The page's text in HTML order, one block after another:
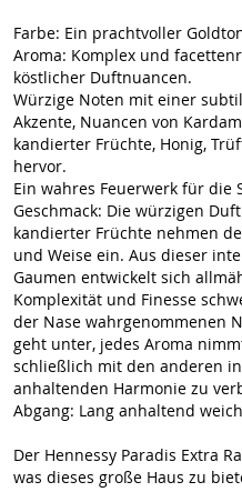
Farbe: Ein prachtvoller
Aroma: Komplex und
köstlicher Duftnuancen.
Würzige Noten mit einer
Akzente, Nuancen von
kandierter Früchte, Honig,
hervor.
Ein wahres Feuerwerk für die
Geschmack: Die würzigen
kandierter Früchte nehmen
und Weise ein. Aus dieser
Gaumen entwickelt sich
Komplexität und Finesse
der Nase wahrgenommenen
geht unter, jedes Aroma
schließlich mit den anderen
anhaltenden Harmonie zu
Abgang: Lang anhaltend
Der Hennessy Paradis Extra
was dieses große Haus zu